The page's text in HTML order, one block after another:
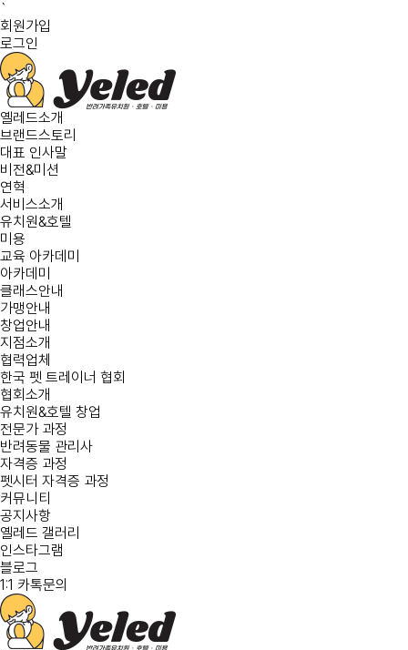
`
회원가입
로그인
옐레드소개
브랜드스토리
대표 인사말
비전&미션
연혁
서비스소개
유치원&호텔
미용
교육 아카데미
아카데미
클래스안내
가맹안내
창업안내
지점소개
협력업체
한국 펫 트레이너 협회
협회소개
유치원&호텔 창업
전문가 과정
반려동물 관리사
자격증 과정
펫시터 자격증 과정
커뮤니티
공지사항
옐레드 갤러리
인스타그램
블로그
1:1 카톡문의